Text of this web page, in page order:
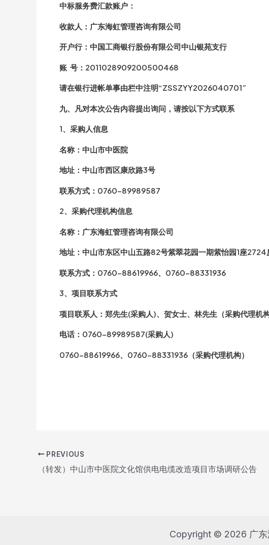
中标服务费汇款账户：
收款人：广东海虹管理咨询有限公司
开户行：中国工商银行股份有限公司中山银苑支行
账 号：2011028909200500468
请在银行进帐单事由栏中注明“ZSSZYY2026040701”
九、凡对本次公告内容提出询问，请按以下方式联系
1、采购人信息
名称：中山市中医院
地址：中山市西区康欣路3号
联系方式：0760-89989587
2、采购代理机构信息
名称：广东海虹管理咨询有限公司
地址：中山市东区中山五路82号紫翠花园一期紫怡园1座2724
联系方式：0760-88619966、0760-88331936
3、项目联系方式
项目联系人：郑先生(采购人)、贺女士、林先生（采购代理机构
电话：0760-89989587(采购人)
0760-88619966、0760-88331936（采购代理机构）
Post
navigation
PREVIOUS
（转发）中山市中医院文化馆供电电缆改造项目市场调研公告
Copyright © 2026 广东